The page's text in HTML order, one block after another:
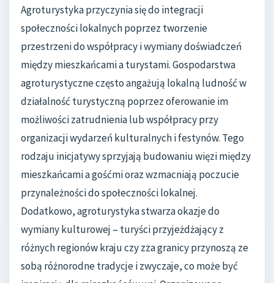
Agroturystyka przyczynia się do integracji
społeczności lokalnych poprzez tworzenie
przestrzeni do współpracy i wymiany doświadczeń
między mieszkańcami a turystami. Gospodarstwa
agroturystyczne często angażują lokalną ludność w
działalność turystyczną poprzez oferowanie im
możliwości zatrudnienia lub współpracy przy
organizacji wydarzeń kulturalnych i festynów. Tego
rodzaju inicjatywy sprzyjają budowaniu więzi między
mieszkańcami a gośćmi oraz wzmacniają poczucie
przynależności do społeczności lokalnej.
Dodatkowo, agroturystyka stwarza okazje do
wymiany kulturowej – turyści przyjeżdżający z
różnych regionów kraju czy zza granicy przynoszą ze
sobą różnorodne tradycje i zwyczaje, co może być